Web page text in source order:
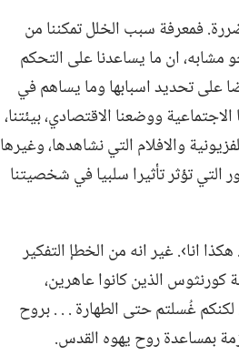
فمعرفة سبب الخلل تمكننا من
ان ما يساعدنا على التحكم
على تحديد اسبابها وما يساهم في
ووضعنا الاقتصادي،‏ بيئتنا،‏
والافلام التي نشاهدها،‏ وغيرها
التي تؤثر تأثيرا سلبيا في شخصيتنا
انا›.‏ غير انه من الخطإ التفكير
الذين كانوا عاهرين،‏
غُسلتم حتى الطهارة .‏ .‏ .‏ بروح
بمساعدة روح يهوه القدس.‏